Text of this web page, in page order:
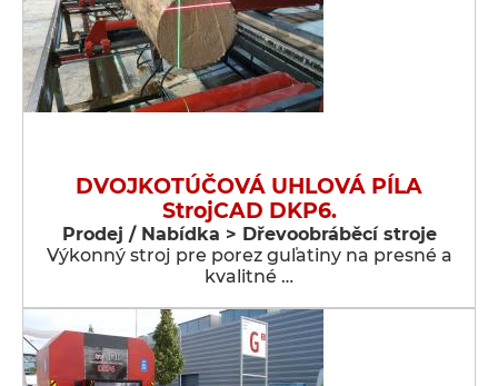
DVOJKOTÚČOVÁ UHLOVÁ PÍLA
StrojCAD DKP6.
Prodej / Nabídka > Dřevoobráběcí stroje
Výkonný stroj pre porez guľatiny na presné a
kvalitné …